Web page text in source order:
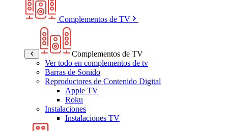
Complementos de TV
Complementos de TV
Ver todo en complementos de tv
Barras de Sonido
Reproductores de Contenido Digital
Apple TV
Roku
Instalaciones
Instalaciones TV